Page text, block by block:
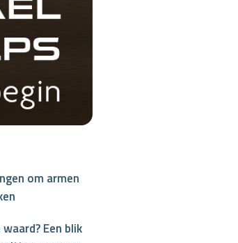
DIEP
om armen
Een blik